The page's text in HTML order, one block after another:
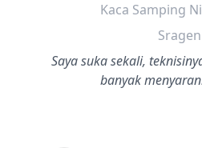
Kaca Samping
Sragen
Saya suka sekali,
banyak